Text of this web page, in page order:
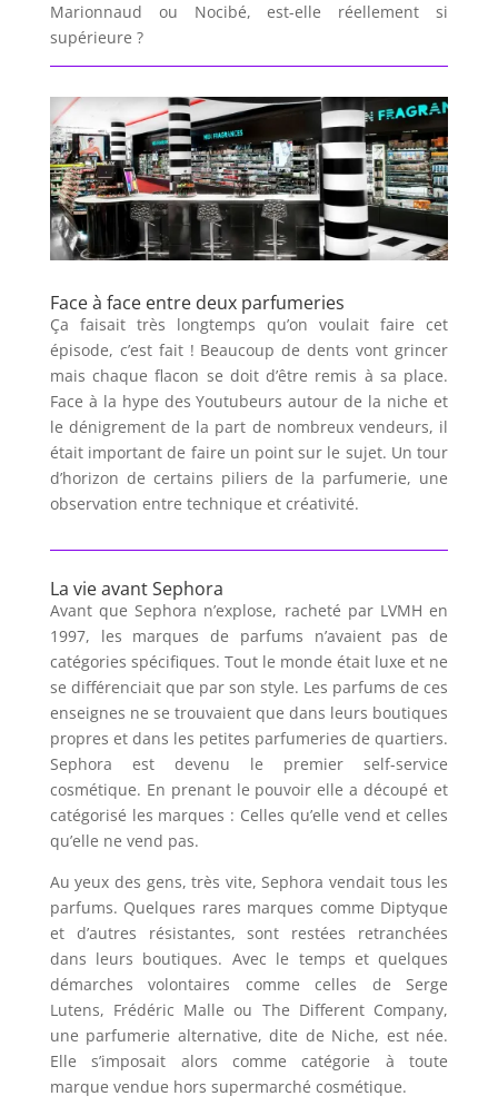
Marionnaud ou Nocibé, est-elle réellement si
supérieure ?
Face à face entre deux parfumeries
Ça faisait très longtemps qu’on voulait faire cet
épisode, c’est fait ! Beaucoup de dents vont grincer
mais chaque flacon se doit d’être remis à sa place.
Face à la hype des Youtubeurs autour de la niche et
le dénigrement de la part de nombreux vendeurs, il
était important de faire un point sur le sujet. Un tour
d’horizon de certains piliers de la parfumerie, une
observation entre technique et créativité.
La vie avant Sephora
Avant que Sephora n’explose, racheté par LVMH en
1997, les marques de parfums n’avaient pas de
catégories spécifiques. Tout le monde était luxe et ne
se différenciait que par son style. Les parfums de ces
enseignes ne se trouvaient que dans leurs boutiques
propres et dans les petites parfumeries de quartiers.
Sephora est devenu le premier self-service
cosmétique. En prenant le pouvoir elle a découpé et
catégorisé les marques : Celles qu’elle vend et celles
qu’elle ne vend pas.
Au yeux des gens, très vite, Sephora vendait tous les
parfums. Quelques rares marques comme Diptyque
et d’autres résistantes, sont restées retranchées
dans leurs boutiques. Avec le temps et quelques
démarches volontaires comme celles de Serge
Lutens, Frédéric Malle ou The Different Company,
une parfumerie alternative, dite de Niche, est née.
Elle s’imposait alors comme catégorie à toute
marque vendue hors supermarché cosmétique.